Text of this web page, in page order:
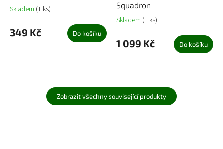
Skladem (1 ks)
349 Kč Do košíku
Squadron
Skladem (1 ks)
1 099 Kč Do košíku
Zobrazit všechny související produkty